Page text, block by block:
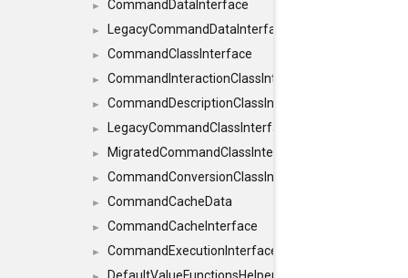
► CommandDataInterface
► LegacyCommandDataInterface
► CommandClassInterface
► CommandInteractionClassInterface
► CommandDescriptionClassInterface
► LegacyCommandClassInterface
► MigratedCommandClassInterface
► CommandConversionClassInterface
► CommandCacheData
► CommandCacheInterface
► CommandExecutionInterface